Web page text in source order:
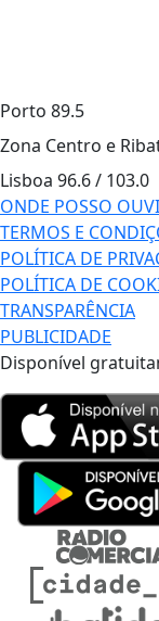
Porto 89.5
Zona Centro e
Lisboa 96.6 / 103.0
ONDE POSSO
TERMOS E
POLÍTICA DE
POLÍTICA DE
TRANSPARÊNCIA
PUBLICIDADE
Disponível